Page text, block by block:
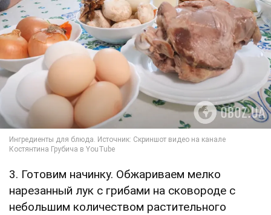
3. Готовим начинку. Обжариваем мелко
нарезанный лук с грибами на сковороде с
небольшим количеством растительного